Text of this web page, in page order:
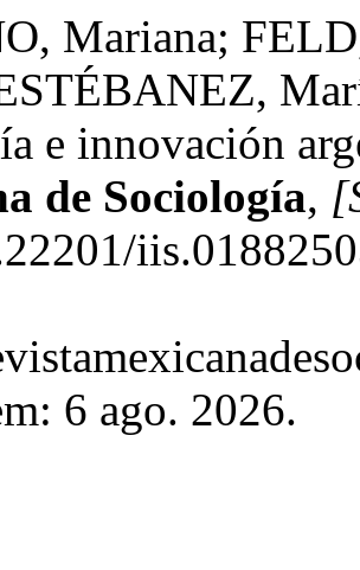
Mariana;
e innovación
de Sociología,
6 ago. 2026.